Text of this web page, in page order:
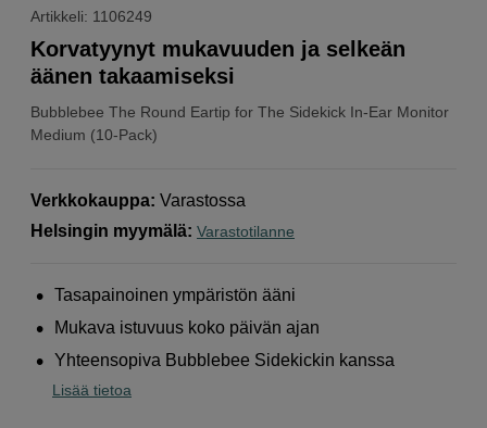
Artikkeli: 1106249
Bubblebee The Round Eartip for The Sidekick In-Ear Monitor
Medium (10-Pack)
Korvatyynyt mukavuuden ja selkeän
äänen takaamiseksi
Verkkokauppa: Varastossa
Helsingin myymälä: Varastotilanne
Tasapainoinen ympäristön ääni
Mukava istuvuus koko päivän ajan
Yhteensopiva Bubblebee Sidekickin kanssa
Lisää tietoa